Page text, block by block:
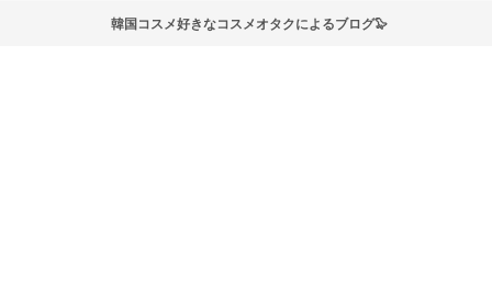
韓国コスメ好きなコスメオタクによるブログ🦭